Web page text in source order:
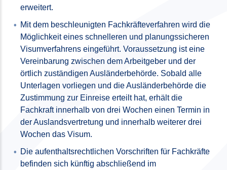
erweitert.
Mit dem beschleunigten Fachkräfteverfahren wird die
Möglichkeit eines schnelleren und planungssicheren
Visumverfahrens eingeführt. Voraussetzung ist eine
Vereinbarung zwischen dem Arbeitgeber und der
örtlich zuständigen Ausländerbehörde. Sobald alle
Unterlagen vorliegen und die Ausländerbehörde die
Zustimmung zur Einreise erteilt hat, erhält die
Fachkraft innerhalb von drei Wochen einen Termin in
der Auslandsvertretung und innerhalb weiterer drei
Wochen das Visum.
Die aufenthaltsrechtlichen Vorschriften für Fachkräfte
befinden sich künftig abschließend im